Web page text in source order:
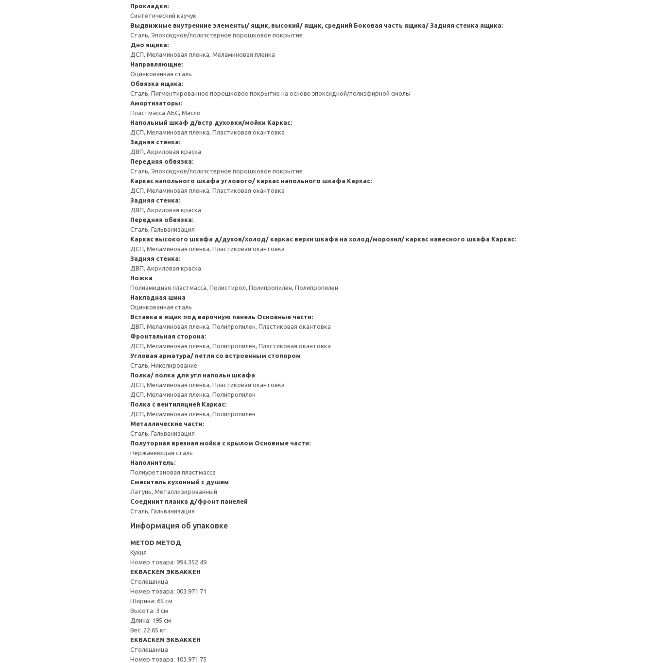
Прокладки:
Синтетический каучук
Выдвижные внутренние элементы/ ящик, высокий/ ящик, средний Боковая часть ящика/ Задняя стенка ящика:
Сталь, Эпоксидное/полиэстерное порошковое покрытие
Дно ящика:
ДСП, Меламиновая пленка, Меламиновая пленка
Направляющие:
Оцинкованная сталь
Обвязка ящика:
Сталь, Пигментированное порошковое покрытие на основе эпоксидной/полиэфирной смолы
Амортизаторы:
Пластмасса АБС, Масло
Напольный шкаф д/встр духовки/мойки Каркас:
ДСП, Меламиновая пленка, Пластиковая окантовка
Задняя стенка:
ДВП, Акриловая краска
Передняя обвязка:
Сталь, Эпоксидное/полиэстерное порошковое покрытие
Каркас напольного шкафа углового/ каркас напольного шкафа Каркас:
ДСП, Меламиновая пленка, Пластиковая окантовка
Задняя стенка:
ДВП, Акриловая краска
Передняя обвязка:
Сталь, Гальванизация
Каркас высокого шкафа д/духов/холод/ каркас верхн шкафа на холод/морозил/ каркас навесного шкафа Каркас:
ДСП, Меламиновая пленка, Пластиковая окантовка
Задняя стенка:
ДВП, Акриловая краска
Ножка
Полиамидная пластмасса, Полистирол, Полипропилен, Полипропилен
Накладная шина
Оцинкованная сталь
Вставка в ящик под варочную панель Основные части:
ДВП, Меламиновая пленка, Полипропилен, Пластиковая окантовка
Фронтальная сторона:
ДСП, Меламиновая пленка, Полипропилен, Пластиковая окантовка
Угловая арматура/ петля со встроенным стопором
Сталь, Никелирование
Полка/ полка для угл напольн шкафа
ДСП, Меламиновая пленка, Пластиковая окантовка
ДСП, Меламиновая пленка, Полипропилен
Полка с вентиляцией Каркас:
ДСП, Меламиновая пленка, Полипропилен
Металлические части:
Сталь, Гальванизация
Полуторная врезная мойка с крылом Основные части:
Нержавеющая сталь
Наполнитель:
Полиуретановая пластмасса
Смеситель кухонный с душем
Латунь, Металлизированный
Соединит планка д/фронт панелей
Сталь, Гальванизация
Информация об упаковке
METOD МЕТОД
Кухня
Номер товара: 994.352.49
EKBACKEN ЭКБАККЕН
Столешница
Номер товара: 003.971.71
Ширина: 65 см
Высота: 3 см
Длина: 195 см
Вес: 22.65 кг
EKBACKEN ЭКБАККЕН
Столешница
Номер товара: 103.971.75